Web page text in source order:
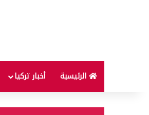
الرئيسية أخبار تركيا